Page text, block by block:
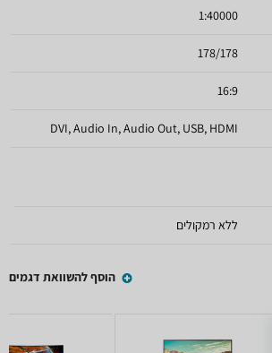
1:40000
178/178
16:9
DVI, Audio In, Audio Out, USB, HDMI
ללא רמקולים
הוסף להשוואת דגמים